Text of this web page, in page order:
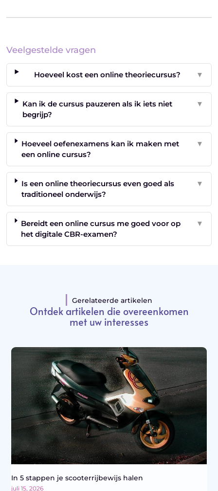
Veelgestelde vragen
Hoeveel kost een online theoriecursus? ▼
Kan ik de cursus pauzeren als ik iets niet
begrijp?
▼
Hoeveel oefenexamens kan ik maken met
een online cursus?
▼
Is een online theoriecursus even goed als
traditioneel onderwijs?
▼
Bereidt een online cursus me goed voor op
het digitale CBR-examen?
▼
Gerelateerde artikelen
Ontdek artikelen die overeenkomen
met uw interesses
In 5 stappen je scooterrijbewijs halen
juli 15, 2026